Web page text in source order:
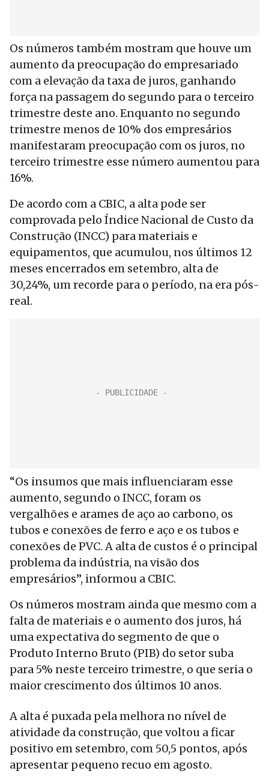
Os números também mostram que houve um
aumento da preocupação do empresariado
com a elevação da taxa de juros, ganhando
força na passagem do segundo para o terceiro
trimestre deste ano. Enquanto no segundo
trimestre menos de 10% dos empresários
manifestaram preocupação com os juros, no
terceiro trimestre esse número aumentou para
16%.
De acordo com a CBIC, a alta pode ser
comprovada pelo Índice Nacional de Custo da
Construção (INCC) para materiais e
equipamentos, que acumulou, nos últimos 12
meses encerrados em setembro, alta de
30,24%, um recorde para o período, na era pós-
real.
“Os insumos que mais influenciaram esse
aumento, segundo o INCC, foram os
vergalhões e arames de aço ao carbono, os
tubos e conexões de ferro e aço e os tubos e
conexões de PVC. A alta de custos é o principal
problema da indústria, na visão dos
empresários”, informou a CBIC.
Os números mostram ainda que mesmo com a
falta de materiais e o aumento dos juros, há
uma expectativa do segmento de que o
Produto Interno Bruto (PIB) do setor suba
para 5% neste terceiro trimestre, o que seria o
maior crescimento dos últimos 10 anos.
A alta é puxada pela melhora no nível de
atividade da construção, que voltou a ficar
positivo em setembro, com 50,5 pontos, após
apresentar pequeno recuo em agosto.